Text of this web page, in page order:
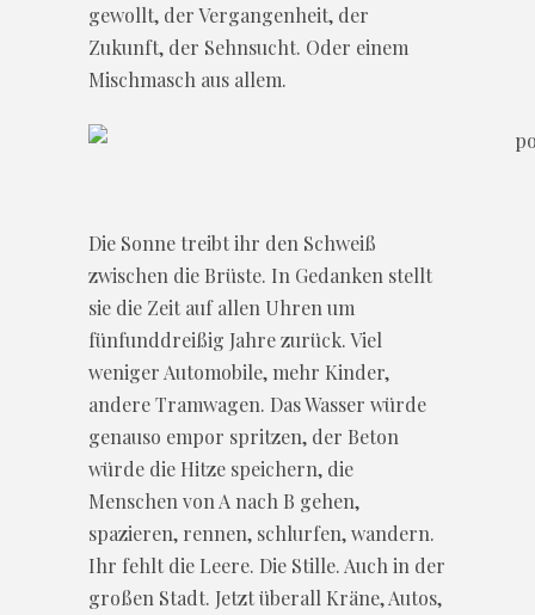
gewollt, der Vergangenheit, der
Zukunft, der Sehnsucht. Oder einem
Mischmasch aus allem.
Die Sonne treibt ihr den Schweiß
zwischen die Brüste. In Gedanken stellt
sie die Zeit auf allen Uhren um
fünfunddreißig Jahre zurück. Viel
weniger Automobile, mehr Kinder,
andere Tramwagen. Das Wasser würde
genauso empor spritzen, der Beton
würde die Hitze speichern, die
Menschen von A nach B gehen,
spazieren, rennen, schlurfen, wandern.
Ihr fehlt die Leere. Die Stille. Auch in der
großen Stadt. Jetzt überall Kräne, Autos,